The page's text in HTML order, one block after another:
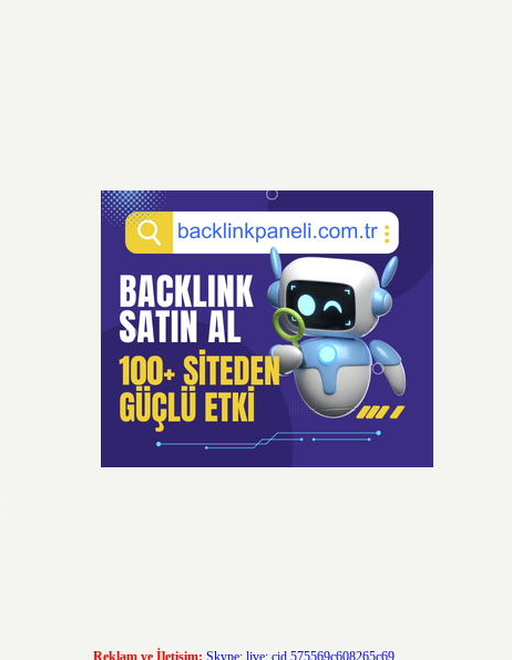
Reklam ve İletişim: Skype: live:.cid.575569c608265c69